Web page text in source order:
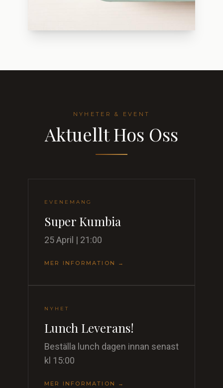
NYHETER & EVENT
Aktuellt Hos Oss
EVENEMANG
Super Kumbia
25 April | 21:00
MER INFORMATION →
NYHET
Lunch Leverans!
Beställa lunch dagen innan senast
kl 15:00
MER INFORMATION →